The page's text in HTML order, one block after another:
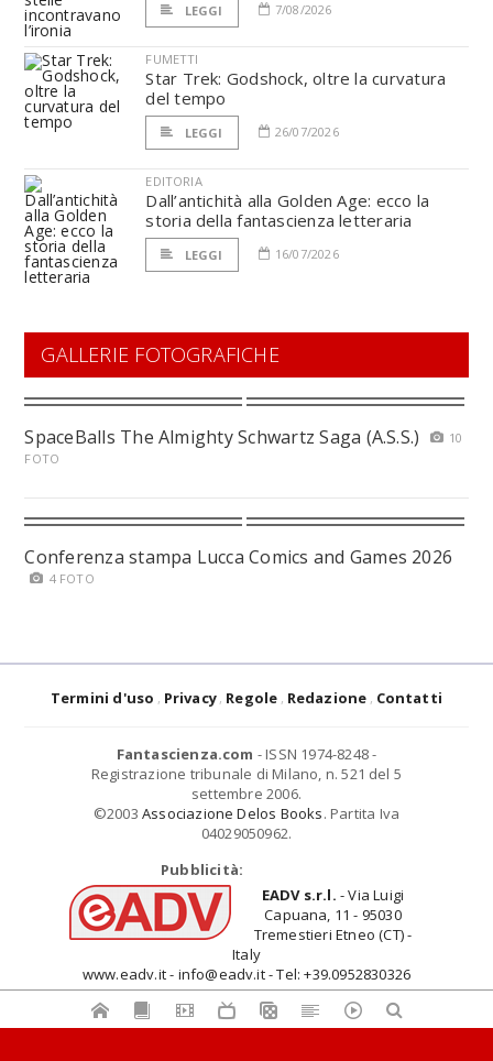
LEGGI 7/08/2026
FUMETTI
Star Trek: Godshock, oltre la curvatura
del tempo
LEGGI 26/07/2026
EDITORIA
Dall’antichità alla Golden Age: ecco la
storia della fantascienza letteraria
LEGGI 16/07/2026
GALLERIE FOTOGRAFICHE
SpaceBalls The Almighty Schwartz Saga (A.S.S.)
10
FOTO
Conferenza stampa Lucca Comics and Games 2026
4 FOTO
Termini d'uso Privacy Regole Redazione Contatti
Fantascienza.com - ISSN 1974-8248 -
Registrazione tribunale di Milano, n. 521 del 5
settembre 2006.
©2003 Associazione Delos Books. Partita Iva
04029050962.
Pubblicità:
EADV s.r.l. - Via Luigi
Capuana, 11 - 95030
Tremestieri Etneo (CT) -
Italy
www.eadv.it - info@eadv.it - Tel: +39.0952830326